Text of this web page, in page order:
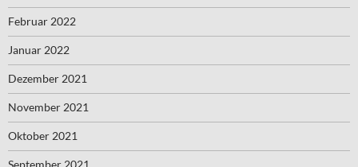
Februar 2022
Januar 2022
Dezember 2021
November 2021
Oktober 2021
September 2021